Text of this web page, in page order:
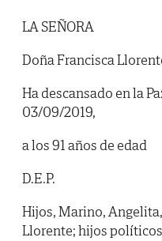
LA SEÑORA
Doña Francisca
Ha descansado en la
03/09/2019,
a los 91 años de edad
D.E.P.
Hijos, Marino,
Llorente; hijos